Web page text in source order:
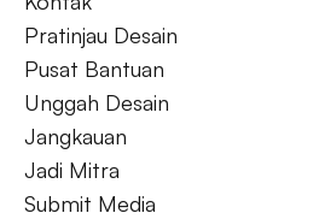
Pratinjau Desain
Pusat Bantuan
Unggah Desain
Jangkauan
Jadi Mitra
Submit Media